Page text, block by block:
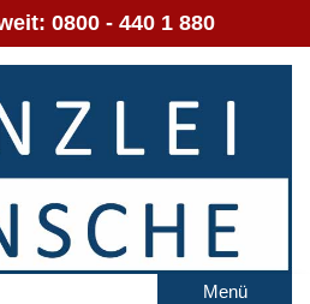
0800 - 440 1 880
Menü